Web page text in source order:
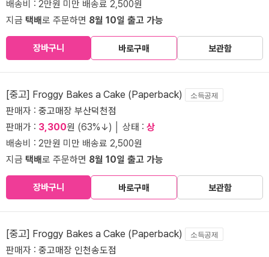
배송비 : 2만원 미만 배송료 2,500원
지금 택배로 주문하면 8월 10일 출고 가능
장바구니 바로구매 보관함
[중고] Froggy Bakes a Cake (Paperback) 소득공제
판매자 : 중고매장 부산덕천점
판매가 : 3,300원 (63%↓) │ 상태 : 상
배송비 : 2만원 미만 배송료 2,500원
지금 택배로 주문하면 8월 10일 출고 가능
장바구니 바로구매 보관함
[중고] Froggy Bakes a Cake (Paperback) 소득공제
판매자 : 중고매장 인천송도점